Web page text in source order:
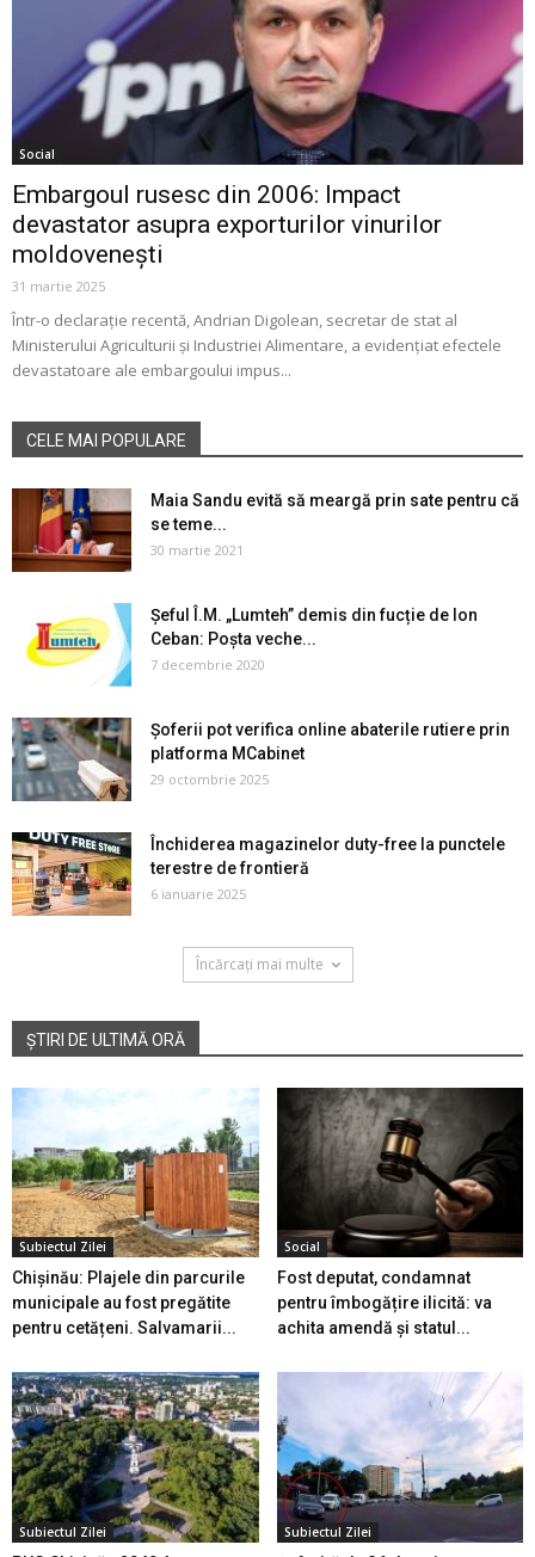
Social
Embargoul rusesc din 2006: Impact
devastator asupra exporturilor vinurilor
moldovenești
31 martie 2025
Într-o declarație recentă, Andrian Digolean, secretar de stat al
Ministerului Agriculturii și Industriei Alimentare, a evidențiat efectele
devastatoare ale embargoului impus...
CELE MAI POPULARE
Maia Sandu evită să meargă prin sate pentru că
se teme...
30 martie 2021
Șeful Î.M. „Lumteh” demis din fucție de Ion
Ceban: Poșta veche...
7 decembrie 2020
Șoferii pot verifica online abaterile rutiere prin
platforma MCabinet
29 octombrie 2025
Închiderea magazinelor duty-free la punctele
terestre de frontieră
6 ianuarie 2025
Încărcați mai multe
ȘTIRI DE ULTIMĂ ORĂ
Subiectul Zilei
Chișinău: Plajele din parcurile
municipale au fost pregătite
pentru cetățeni. Salvamarii...
Social
Fost deputat, condamnat
pentru îmbogățire ilicită: va
achita amendă și statul...
Subiectul Zilei Subiectul Zilei